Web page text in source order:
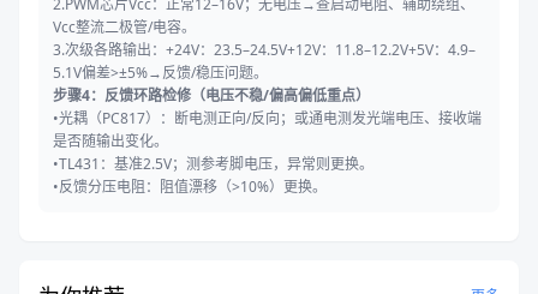
2.PWM芯片Vcc：正常12–16V；无电压→查启动电阻、辅助绕组、
Vcc整流二极管/电容。
3.次级各路输出：+24V：23.5–24.5V+12V：11.8–12.2V+5V：4.9–
5.1V偏差>±5%→反馈/稳压问题。
步骤4：反馈环路检修（电压不稳/偏高偏低重点）
•光耦（PC817）：断电测正向/反向；或通电测发光端电压、接收端
是否随输出变化。
•TL431：基准2.5V；测参考脚电压，异常则更换。
•反馈分压电阻：阻值漂移（>10%）更换。